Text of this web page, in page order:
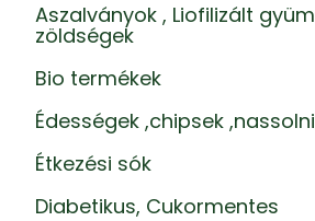
Aszalványok , Liofilizált
zöldségek
Bio termékek
Édességek ,chipsek
Étkezési sók
Diabetikus, Cukormentes